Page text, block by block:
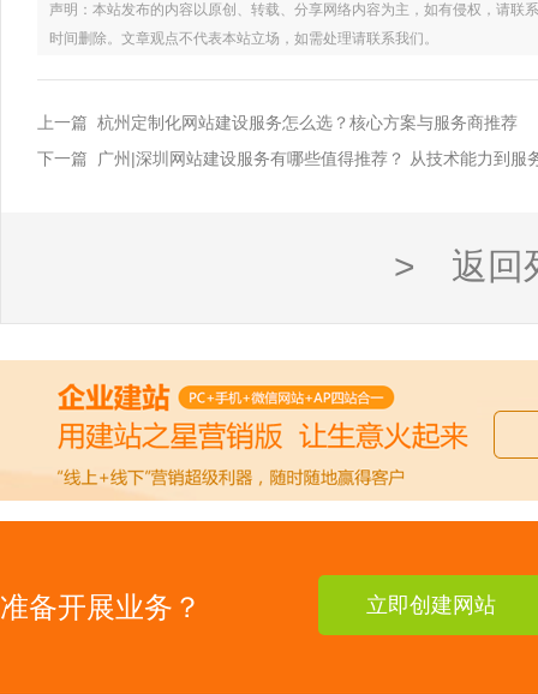
声明：本站发布的内容以原创、转载、分享网络内容为主，如有侵权，请
时间删除。文章观点不代表本站立场，如需处理请联系我们。
上一篇 杭州定制化网站建设服务怎么选？核心方案与服务商推荐
下一篇 广州|深圳网站建设服务有哪些值得推荐？ 从技术能力到服
> 返回
准备开展业务？ 立即创建网站